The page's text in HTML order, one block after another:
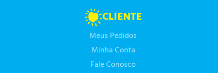
CLIENTE
Meus Pedidos
Minha Conta
Fale Conosco